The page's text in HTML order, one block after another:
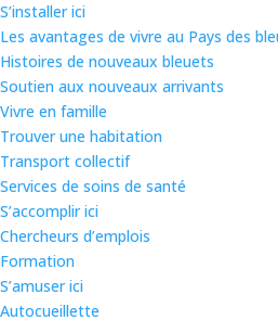
S’installer ici
Les avantages de vivre au Pays des
Histoires de nouveaux bleuets
Soutien aux nouveaux arrivants
Vivre en famille
Trouver une habitation
Transport collectif
Services de soins de santé
S’accomplir ici
Chercheurs d’emplois
Formation
S’amuser ici
Autocueillette